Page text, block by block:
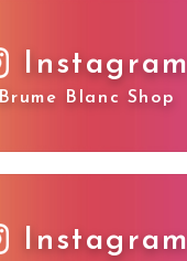
Instagram
Brume Blanc Shop
Instagram